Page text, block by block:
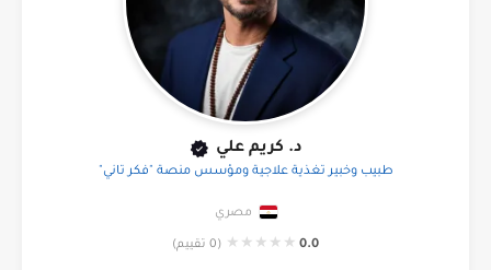
د. كريم علي
طبيب وخبير تغذية علاجية ومؤسس منصة "فكر تاني"
مصري
0.0
★
★
★
★
★ (0 تقييم)